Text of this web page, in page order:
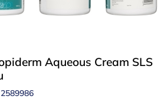
Aqueous Cream SLS
2589986